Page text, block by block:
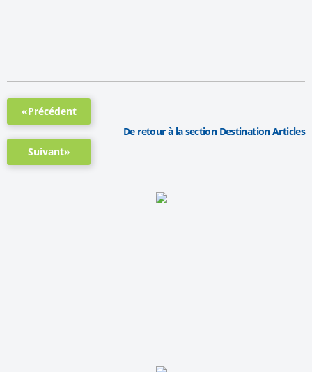
«Précédent
Suivant»
De retour à la section Destination Articles